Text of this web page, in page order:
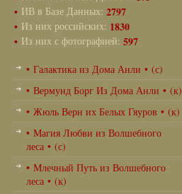
• ИВ в Базе Данных: 2797
• Из них российских: 1830
• Из них с фотографией: 597
• Галактика из Дома Анли • (с)
• Вермунд Борг Из Дома Анли • (к)
• Жюль Верн их Белых Гяуров • (к)
• Магия Любви из Волшебного
леса • (с)
• Млечный Путь из Волшебного
леса • (к)